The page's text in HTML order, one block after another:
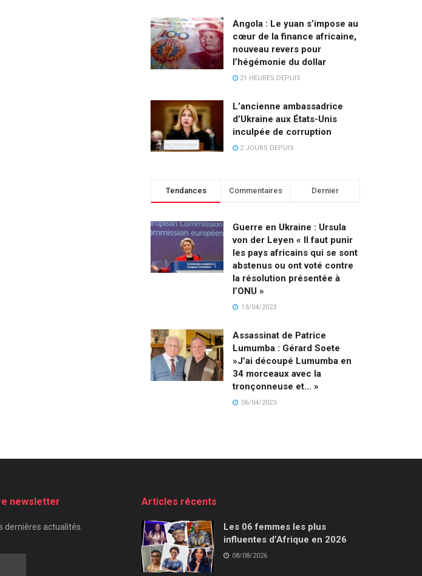
Angola : Le yuan s’impose au
cœur de la finance africaine,
nouveau revers pour
l’hégémonie du dollar
21 HEURES DEPUIS
L’ancienne ambassadrice
d’Ukraine aux États-Unis
inculpée de corruption
2 JOURS DEPUIS
Tendances Commentaires Dernier
Guerre en Ukraine : Ursula
von der Leyen « Il faut punir
les pays africains qui se sont
abstenus ou ont voté contre
la résolution présentée à
l’ONU »
13/04/2023
Assassinat de Patrice
Lumumba : Gérard Soete
»J’ai découpé Lumumba en
34 morceaux avec la
tronçonneuse et… »
06/04/2023
newsletter
dernières actualités.
Articles récents
Les 06 femmes les plus
influentes d’Afrique en 2026
08/08/2026